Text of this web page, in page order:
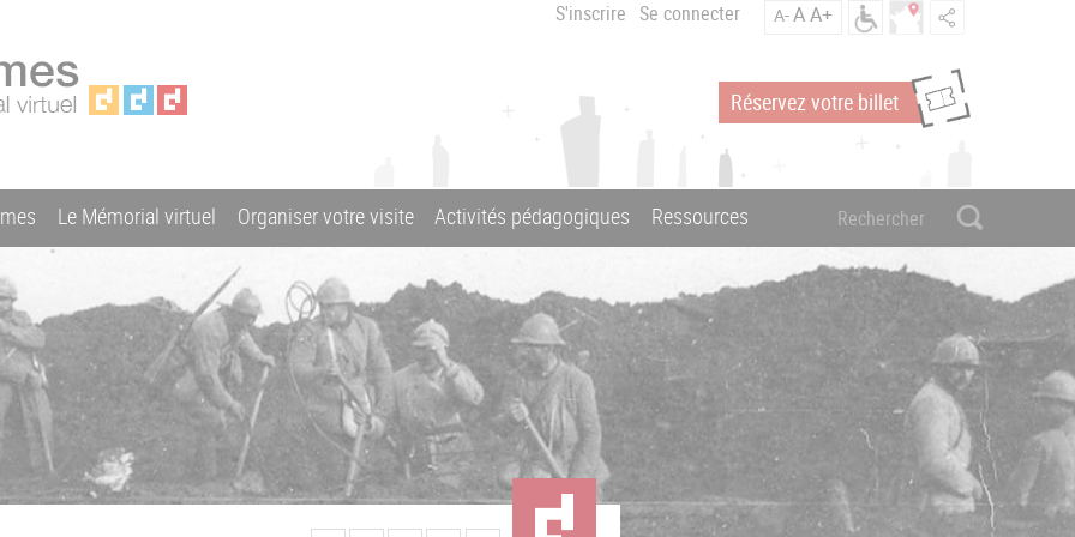
S'inscrire Se connecter A-AA+
Réservez votre billet
Le Mémorial virtuel Organiser votre visite Activités pédagogiques Ressources